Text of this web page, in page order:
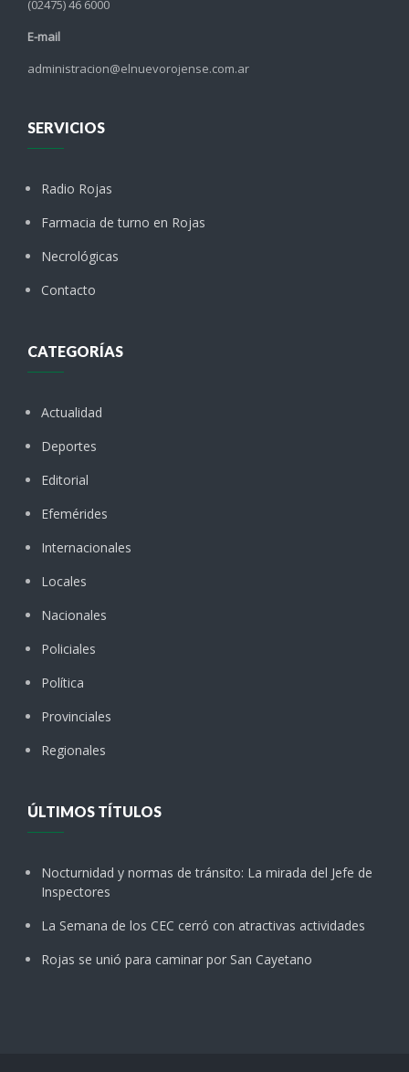
(02475) 46 6000
E-mail
administracion@elnuevorojense.com.ar
SERVICIOS
Radio Rojas
Farmacia de turno en Rojas
Necrológicas
Contacto
CATEGORÍAS
Actualidad
Deportes
Editorial
Efemérides
Internacionales
Locales
Nacionales
Policiales
Política
Provinciales
Regionales
ÚLTIMOS TÍTULOS
Nocturnidad y normas de tránsito: La mirada del Jefe de
Inspectores
La Semana de los CEC cerró con atractivas actividades
Rojas se unió para caminar por San Cayetano